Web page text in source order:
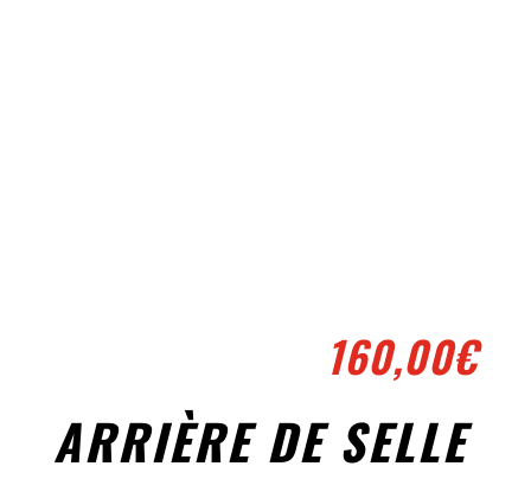
160,00€
ARRIÈRE DE SELLE